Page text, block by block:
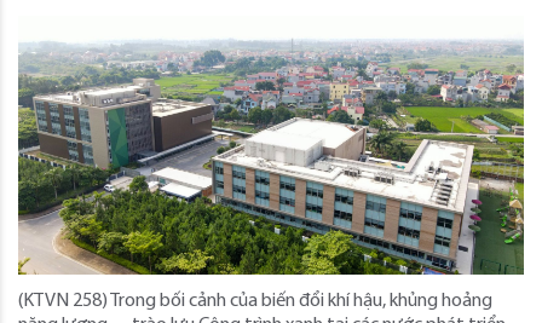
(KTVN 258) Trong bối cảnh của biến đổi khí hậu, khủng hoảng